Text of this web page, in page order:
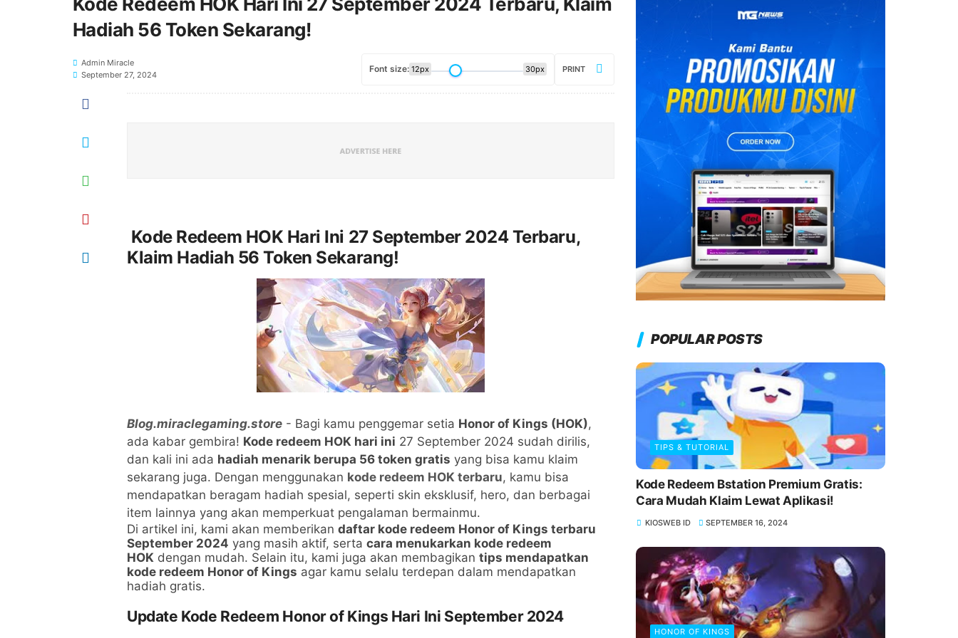
Hadiah 56 Token Sekarang!
Admin Miracle
September 27, 2024
Font size: 12px 30px PRINT
Kode Redeem HOK Hari Ini 27 September 2024 Terbaru,
Klaim Hadiah 56 Token Sekarang!
Blog.miraclegaming.store - Bagi kamu penggemar setia Honor of Kings (HOK),
ada kabar gembira! Kode redeem HOK hari ini 27 September 2024 sudah dirilis,
dan kali ini ada hadiah menarik berupa 56 token gratis yang bisa kamu klaim
sekarang juga. Dengan menggunakan kode redeem HOK terbaru, kamu bisa
mendapatkan beragam hadiah spesial, seperti skin eksklusif, hero, dan berbagai
item lainnya yang akan memperkuat pengalaman bermainmu.
Di artikel ini, kami akan memberikan daftar kode redeem Honor of Kings terbaru
September 2024 yang masih aktif, serta cara menukarkan kode redeem
HOK dengan mudah. Selain itu, kami juga akan membagikan tips mendapatkan
kode redeem Honor of Kings agar kamu selalu terdepan dalam mendapatkan
hadiah gratis.
Update Kode Redeem Honor of Kings Hari Ini September 2024
POPULAR POSTS
TIPS & TUTORIAL
Kode Redeem Bstation Premium Gratis:
Cara Mudah Klaim Lewat Aplikasi!
KIOSWEB ID SEPTEMBER 16, 2024
HONOR OF KINGS